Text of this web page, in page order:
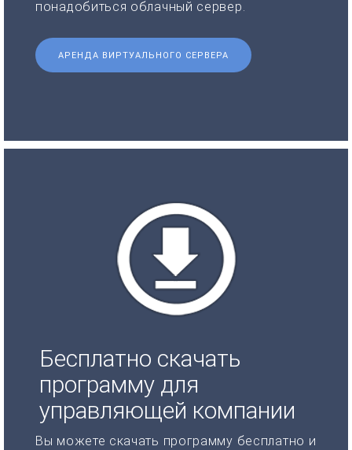
понадобиться облачный сервер.
АРЕНДА ВИРТУАЛЬНОГО СЕРВЕРА
Бесплатно скачать
программу для
управляющей компании
Вы можете скачать программу бесплатно и